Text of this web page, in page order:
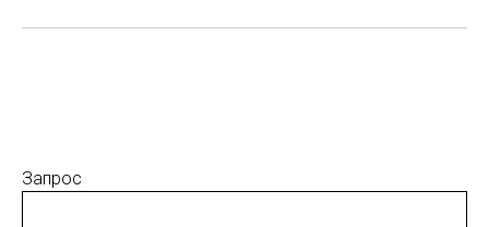
Запрос